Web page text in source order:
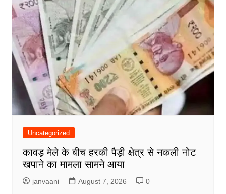
Uncategorized
कावड़ मेले के बीच हरकी पैड़ी क्षेत्र से नकली नोट
खपाने का मामला सामने आया
janvaani August 7, 2026 0